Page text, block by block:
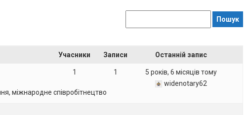
Учасники Записи Останній запис
міжнародне співробітнецтво
1 1
5 років, 6 місяців тому
widenotary62